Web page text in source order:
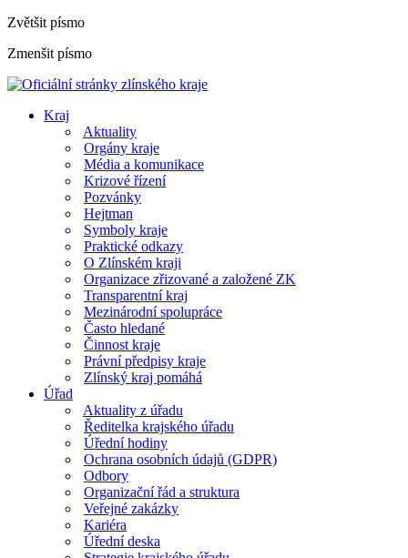
Zvětšit písmo
Zmenšit písmo
Kraj
Aktuality
Orgány kraje
Média a komunikace
Krizové řízení
Pozvánky
Hejtman
Symboly kraje
Praktické odkazy
O Zlínském kraji
Organizace zřizované a založené ZK
Transparentní kraj
Mezinárodní spolupráce
Často hledané
Činnost kraje
Právní předpisy kraje
Zlínský kraj pomáhá
Úřad
Aktuality z úřadu
Ředitelka krajského úřadu
Úřední hodiny
Ochrana osobních údajů (GDPR)
Odbory
Organizační řád a struktura
Veřejné zakázky
Kariéra
Úřední deska